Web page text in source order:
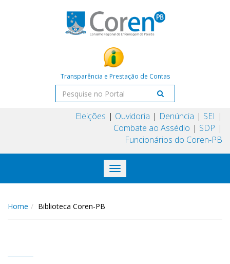
Transparência e Prestação de Contas
Eleições Ouvidoria Denúncia
SEI
Combate ao Assédio
SDP
Funcionários do Coren-PB
Toggle
navigation
Home Biblioteca Coren-PB